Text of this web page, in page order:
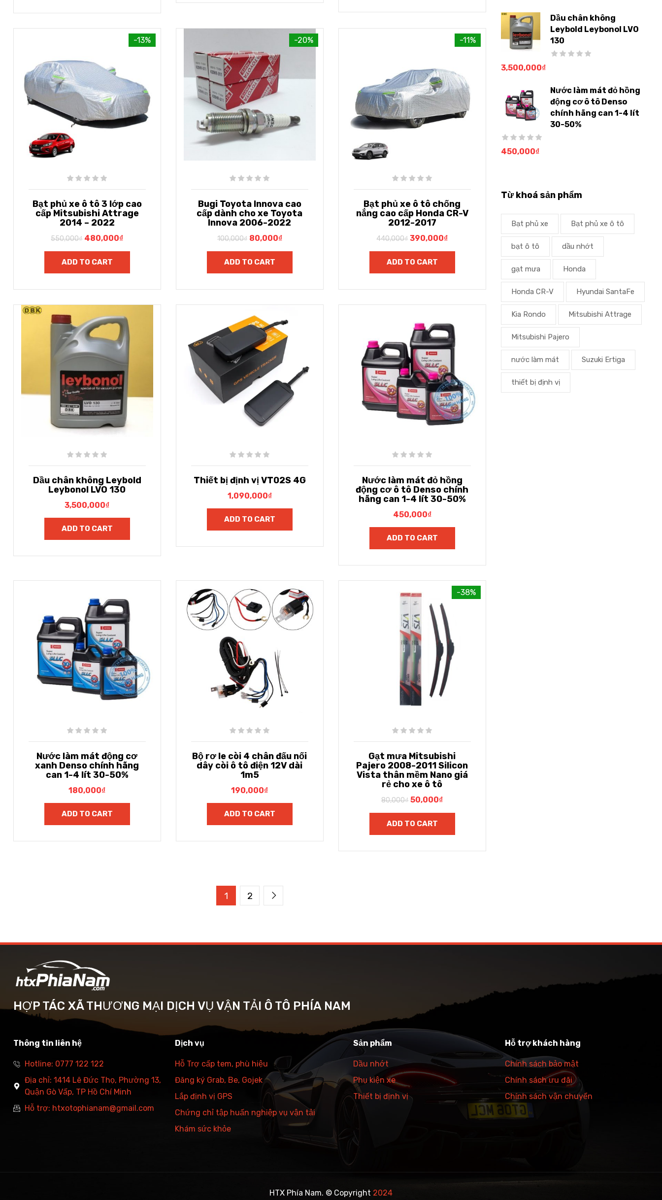
-13%
Bạt phủ xe ô tô 3 lớp cao
cấp Mitsubishi Attrage
2014 – 2022
550,000₫ 480,000₫
ADD TO CART
-20%
Bugi Toyota Innova cao
cấp dành cho xe Toyota
Innova 2006-2022
100,000₫ 80,000₫
ADD TO CART
-11%
Bạt phủ xe ô tô chống
nắng cao cấp Honda CR-V
2012-2017
440,000₫ 390,000₫
ADD TO CART
Dầu chân không Leybold
Leybonol LVO 130
3,500,000₫
ADD TO CART
Thiết bị định vị VT02S 4G
1,090,000₫
ADD TO CART
Nước làm mát đỏ hồng
động cơ ô tô Denso chính
hãng can 1-4 lít 30-50%
450,000₫
ADD TO CART
Nước làm mát động cơ
xanh Denso chính hãng
can 1-4 lít 30-50%
180,000₫
ADD TO CART
Bộ rơ le còi 4 chân đấu nối
dây còi ô tô điện 12V dài
1m5
190,000₫
ADD TO CART
-38%
Gạt mưa Mitsubishi
Pajero 2008-2011 Silicon
Vista thân mềm Nano giá
rẻ cho xe ô tô
80,000₫ 50,000₫
ADD TO CART
1 2
Dầu chân không
Leybold Leybonol LVO
130
3,500,000₫
Nước làm mát đỏ hồng
động cơ ô tô Denso
chính hãng can 1-4 lít
30-50%
450,000₫
Từ khoá sản phẩm
Bạt phủ xe Bạt phủ xe ô tô
bạt ô tô dầu nhớt
gạt mưa Honda
Honda CR-V Hyundai SantaFe
Kia Rondo Mitsubishi Attrage
Mitsubishi Pajero
nước làm mát Suzuki Ertiga
thiết bị định vị
HỢP TÁC XÃ THƯƠNG MẠI DỊCH VỤ VẬN TẢI Ô TÔ PHÍA NAM
Thông tin liên hệ
Hotline: 0777 122 122
Địa chỉ: 1414 Lê Đức Thọ, Phường 13,
Quận Gò Vấp, TP Hồ Chí Minh
Hỗ trợ: htxotophianam@gmail.com
Dịch vụ
Hỗ Trợ cấp tem, phù hiệu
Đăng ký Grab, Be, Gojek
Lắp định vị GPS
Chứng chỉ tập huấn nghiệp vụ vận tải
Khám sức khỏe
Sản phẩm
Dầu nhớt
Phụ kiện xe
Thiết bị định vị
Hỗ trợ khách hàng
Chính sách bảo mật
Chính sách ưu đãi
Chính sách vận chuyển
HTX Phía Nam. © Copyright 2024